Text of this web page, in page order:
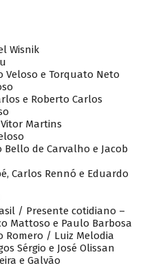
Wisnik
Veloso e Torquato Neto
e Roberto Carlos
Martins
de Carvalho e Jacob
Carlos Rennó e Eduardo
/ Presente cotidiano –
Mattoso e Paulo Barbosa
Romero / Luiz Melodia
Sérgio e José Olissan
e Galvão